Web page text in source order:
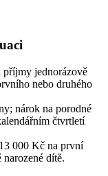
příjmy jednorázově
nebo druhého
nárok na porodné
čtvrtletí
000 Kč na první
dítě.